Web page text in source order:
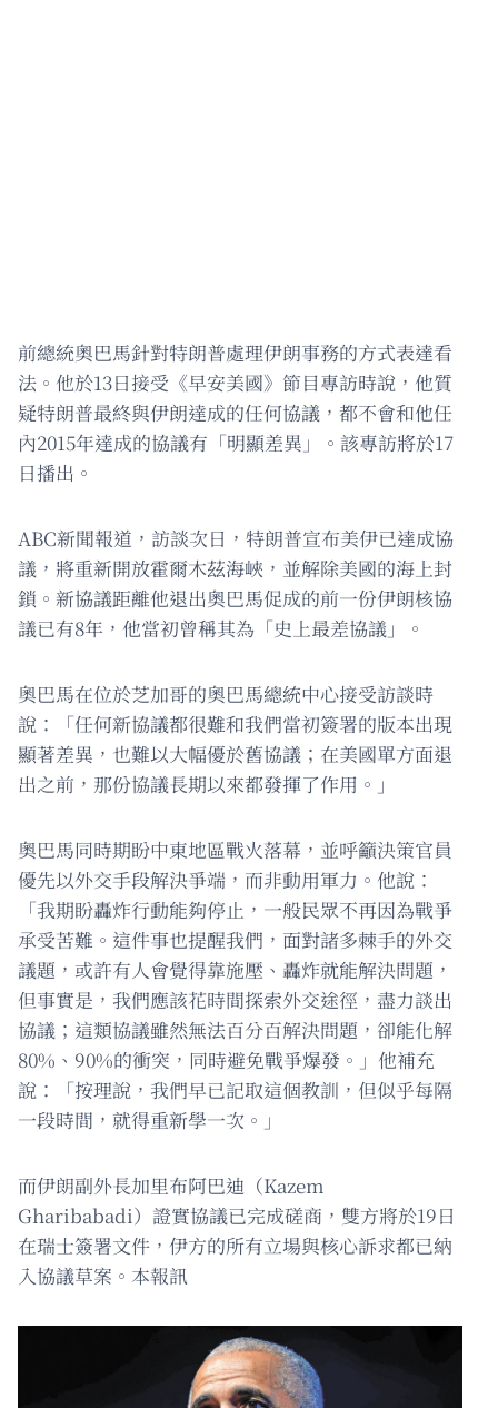
前總統奧巴馬針對特朗普處理伊朗事務的方式表達看
法。他於13日接受《早安美國》節目專訪時說，他質
疑特朗普最終與伊朗達成的任何協議，都不會和他任
內2015年達成的協議有「明顯差異」。該專訪將於17
日播出。
ABC新聞報道，訪談次日，特朗普宣布美伊已達成協
議，將重新開放霍爾木茲海峽，並解除美國的海上封
鎖。新協議距離他退出奧巴馬促成的前一份伊朗核協
議已有8年，他當初曾稱其為「史上最差協議」。
奧巴馬在位於芝加哥的奧巴馬總統中心接受訪談時
說：「任何新協議都很難和我們當初簽署的版本出現
顯著差異，也難以大幅優於舊協議；在美國單方面退
出之前，那份協議長期以來都發揮了作用。」
奧巴馬同時期盼中東地區戰火落幕，並呼籲決策官員
優先以外交手段解決爭端，而非動用軍力。他說：
「我期盼轟炸行動能夠停止，一般民眾不再因為戰爭
承受苦難。這件事也提醒我們，面對諸多棘手的外交
議題，或許有人會覺得靠施壓、轟炸就能解決問題，
但事實是，我們應該花時間探索外交途徑，盡力談出
協議；這類協議雖然無法百分百解決問題，卻能化解
80%、90%的衝突，同時避免戰爭爆發。」他補充
說：「按理說，我們早已記取這個教訓，但似乎每隔
一段時間，就得重新學一次。」
而伊朗副外長加里布阿巴迪（Kazem
Gharibabadi）證實協議已完成磋商，雙方將於19日
在瑞士簽署文件，伊方的所有立場與核心訴求都已納
入協議草案。本報訊